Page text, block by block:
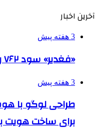
آخرین اخبار
3 هفته پیش
«فغدیر» سود ۷۶۲ ریالی تقسیم کرد
3 هفته پیش
طراحی لوگو با
برای ساخت هویت